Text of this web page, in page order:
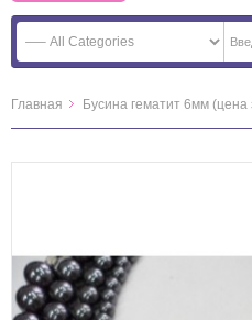
Главная Бусина гематит 6мм